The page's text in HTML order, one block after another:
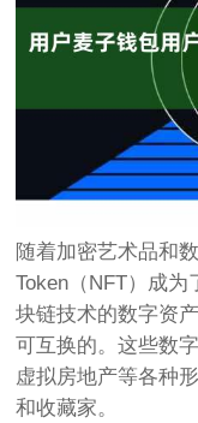
随着加密艺术品和
Token（NFT）成
块链技术的数字资
可互换的。这些数
虚拟房地产等各种
和收藏家。